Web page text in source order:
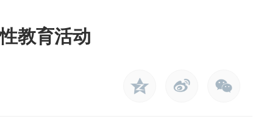
教育活动